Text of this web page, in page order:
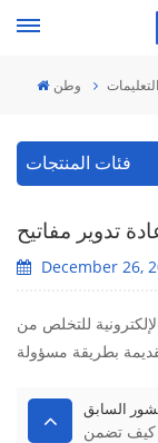
وطن التعليمات
فئات المنتجات
December 26,
للتخلص من
السابق